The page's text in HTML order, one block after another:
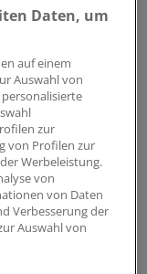
Geschichte des
von
Ärzte.
Melanomen in
von
kleinen
wurde,
Daten, um
auf einem
Auswahl von
zur
von Profilen zur
Werbeleistung.
von
von Daten
Verbesserung der
Auswahl von